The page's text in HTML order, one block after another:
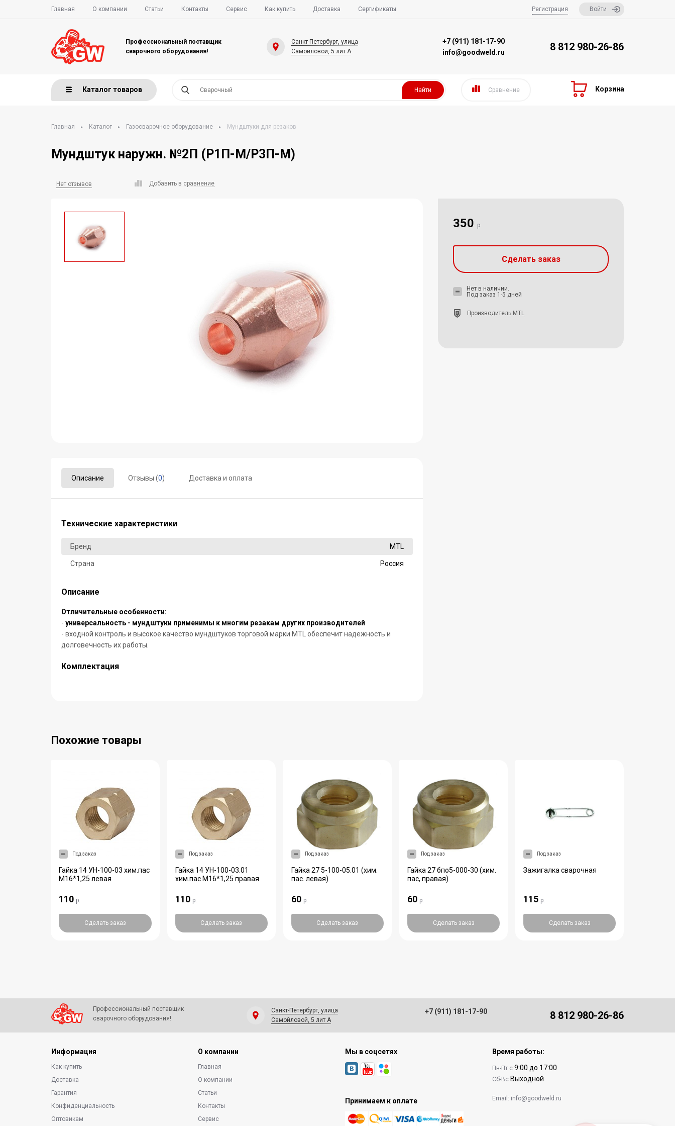
Главная О компании Статьи Контакты Сервис Как купить Доставка Сертификаты Регистрация Войти
Профессиональный поставщик
сварочного оборудования!
Санкт-Петербург, улица
Самойловой, 5 лит А
+7 (911) 181-17-90
info@goodweld.ru
8 812 980-26-86
Каталог товаров Найти Сравнение Корзина
Главная Каталог Газосварочное оборудование Мундштуки для резаков
Мундштук наружн. №2П (Р1П-М/Р3П-М)
Нет отзывов Добавить в сравнение
Описание Отзывы (0) Доставка и оплата
Технические характеристики
Бренд MTL
Страна Россия
Описание
Отличительные особенности:
- универсальность - мундштуки применимы к многим резакам других производителей
- входной контроль и высокое качество мундштуков торговой марки MTL обеспечит надежность и
долговечность их работы.
Комплектация
350 р.
Сделать заказ
Нет в наличии.
Под заказ 1-5 дней
Производитель MTL
Похожие товары
Под заказ
Гайка 14 УН-100-03 хим.пас
М16*1,25 левая
110 р.
Сделать заказ
Под заказ
Гайка 14 УН-100-03.01
хим.пас М16*1,25 правая
110 р.
Сделать заказ
Под заказ
Гайка 27 5-100-05.01 (хим.
пас. левая)
60 р.
Сделать заказ
Под заказ
Гайка 27 бпо5-000-30 (хим.
пас, правая)
60 р.
Сделать заказ
Под заказ
Зажигалка сварочная
115 р.
Сделать заказ
Профессиональный поставщик
сварочного оборудования!
Санкт-Петербург, улица
Самойловой, 5 лит А
+7 (911) 181-17-90 8 812 980-26-86
Информация
Как купить
Доставка
Гарантия
Конфиденциальность
Оптовикам
О компании
Главная
О компании
Статьи
Контакты
Сервис
Мы в соцсетях
Принимаем к оплате
Время работы:
Пн-Пт с 9:00 до 17:00
Сб-Вс Выходной
Email: info@goodweld.ru